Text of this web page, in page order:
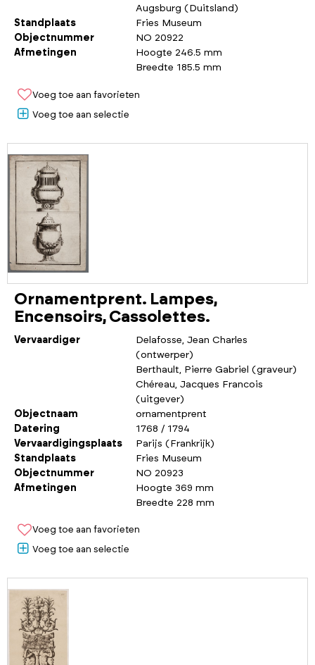
Augsburg (Duitsland)
Standplaats
Fries Museum
Objectnummer
NO 20922
Afmetingen
Hoogte 246.5 mm
Breedte 185.5 mm
Voeg toe aan favorieten
Voeg toe aan selectie
Ornamentprent. Lampes,
Encensoirs, Cassolettes.
Vervaardiger
Delafosse, Jean Charles
(ontwerper)
Berthault, Pierre Gabriel (graveur)
Chéreau, Jacques Francois
(uitgever)
Objectnaam
ornamentprent
Datering
1768 / 1794
Vervaardigingsplaats
Parijs (Frankrijk)
Standplaats
Fries Museum
Objectnummer
NO 20923
Afmetingen
Hoogte 369 mm
Breedte 228 mm
Voeg toe aan favorieten
Voeg toe aan selectie